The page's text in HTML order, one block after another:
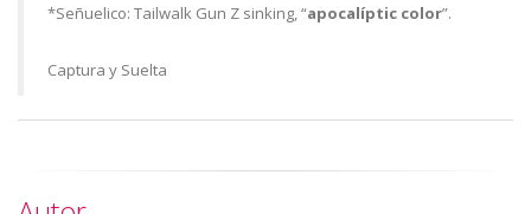
*Señuelico: Tailwalk Gun Z sinking, “apocalíptic color”.
Captura y Suelta